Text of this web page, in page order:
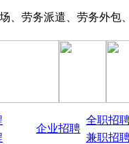
劳务派遣、劳务外包
企业招聘
全职招
兼职招